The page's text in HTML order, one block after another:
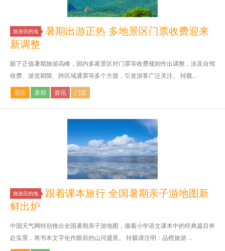
旅游目的地
暑期出游正热 多地景区门票收费迎来
新调整
眼下正值暑期旅游高峰，国内多家景区对门票等收费规则作出调整，涉及自驾
收费、游览期限、跨区域通票等多个方面，引发游客广泛关注。 转载...
景区 暑期 资讯 门票
旅游目的地
跟着课本旅行 全国暑期亲子游地图新
鲜出炉
中国天气网特别推出全国暑期亲子游地图，循着小学语文课本中的经典篇目奔
赴实景，将书本文字化作眼前的山河盛景。 转载请注明：品橙旅游 ...